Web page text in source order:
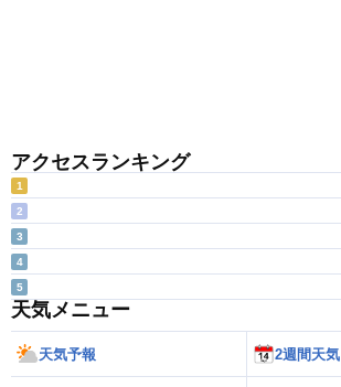
アクセスランキング
1
2
3
4
5
天気メニュー
天気予報 2週間天気